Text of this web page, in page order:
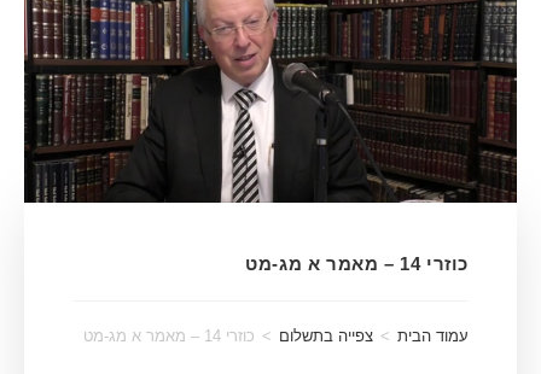
כוזרי 14 – מאמר א מג-מט
עמוד הבית > צפייה בתשלום > כוזרי 14 – מאמר א מג-מט